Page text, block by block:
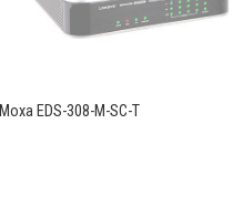
Moxa EDS-308-M-SC-T